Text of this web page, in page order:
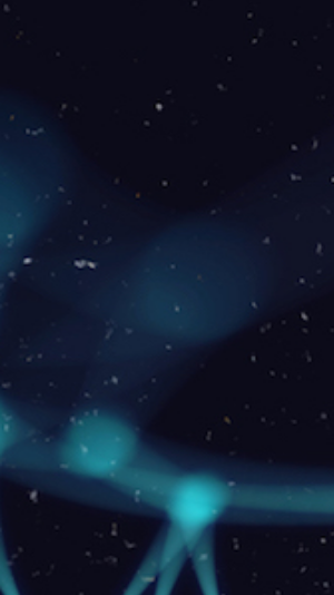
100
79
Download: 100Mbps
Upload: 30 Mbps
Para Residências -